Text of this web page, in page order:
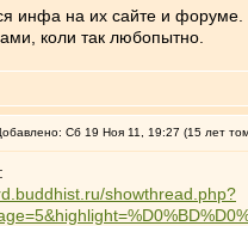
инфа на их сайте и форуме.
коли так любопытно.
Сб 19 Ноя 11, 19:27 (15 лет
showthread.php?